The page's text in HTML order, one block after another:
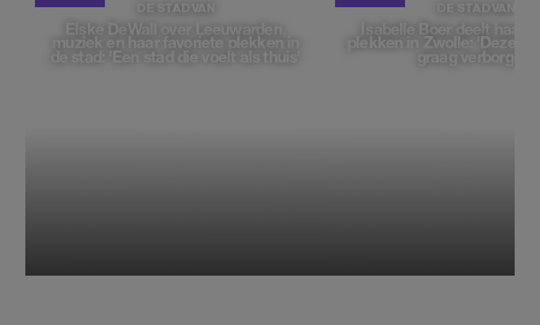
DE STAD VAN
Elske DeWall over Leeuwarden,
muziek en haar favoriete plekken in
de stad: 'Een stad die voelt als thuis'
DE STAD VAN
Isabelle Boer deelt haar
plekken in Zwolle: 'Deze
graag verborgen'